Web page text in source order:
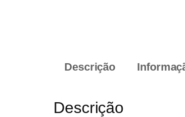
Descrição
Descrição